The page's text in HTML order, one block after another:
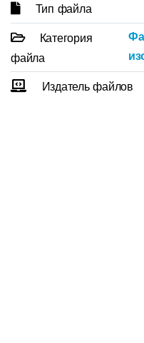
Тип файла
Категория
файла
Издатель файлов